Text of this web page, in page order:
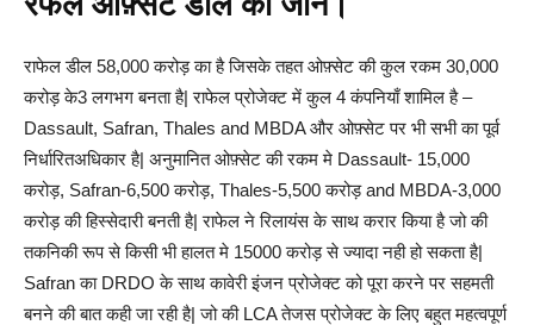
राफेल डील 58,000 करोड़ का है जिसके तहत ओफ़्सेट की कुल रकम 30,000
करोड़ के3 लगभग बनता है| राफेल प्रोजेक्ट में कुल 4 कंपनियाँ शामिल है –
Dassault, Safran, Thales and MBDA और ओफ़्सेट पर भी सभी का पूर्व
निर्धारितअधिकार है| अनुमानित ओफ़्सेट की रकम मे Dassault- 15,000
करोड़, Safran-6,500 करोड़, Thales-5,500 करोड़ and MBDA-3,000
करोड़ की हिस्सेदारी बनती है| राफेल ने रिलायंस के साथ करार किया है जो की
तकनिकी रूप से किसी भी हालत मे 15000 करोड़ से ज्यादा नही हो सकता है|
Safran का DRDO के साथ कावेरी इंजन प्रोजेक्ट को पूरा करने पर सहमती
बनने की बात कही जा रही है| जो की LCA तेजस प्रोजेक्ट के लिए बहुत महत्वपूर्ण